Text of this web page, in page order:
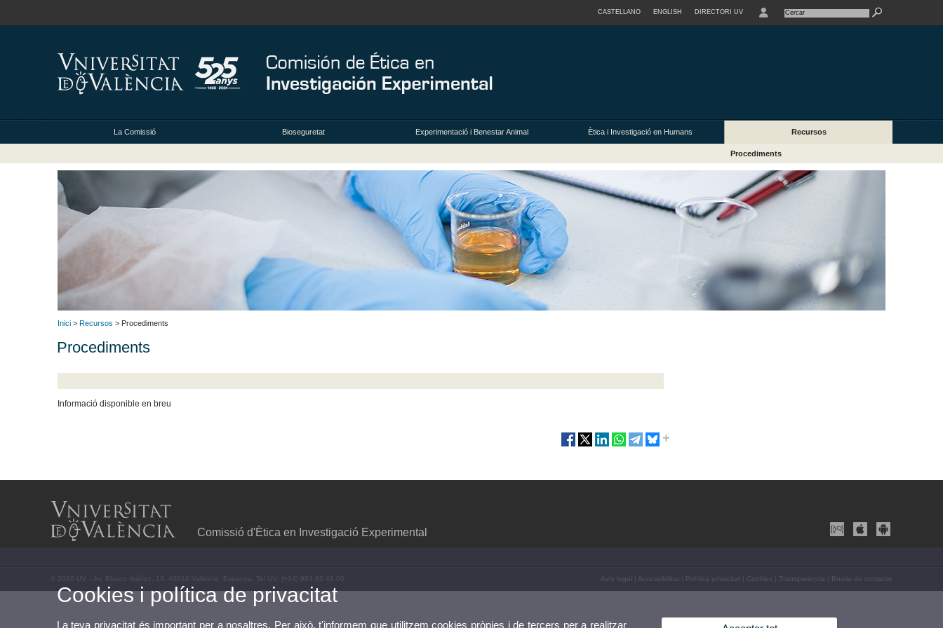
CASTELLANO ENGLISH DIRECTORI UV
La Comissió Bioseguretat Experimentació i Benestar Animal Ètica i Investigació en Humans Recursos
Procediments
Inici > Recursos > Procediments
Procediments
Informació disponible en breu
Comissió d'Ètica en Investigació Experimental
© 2026 UV. - Av. Blasco Ibáñez, 13. 46010 València. Espanya. Tel UV: (+34) 963 86 41 00 Avís legal Accessibilitat Política privacitat Cookies Transparència Bústia de contacte
Cookies i política de privacitat
La teva privacitat és important per a nosaltres. Per això, t'informem que utilitzem cookies pròpies i de tercers per a realitzar